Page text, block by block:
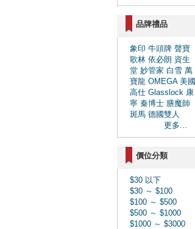
品牌禮品
象印 牛頭牌 聲寶
歌林 依必朗 資生
堂 妙管家 白雪 萬
寶龍 OMEGA 美國
高仕 Glasslock 康
寧 秦博士 膳魔師
斑馬 德國雙人
更多...
價位分類
$30 以下
$30 ～ $100
$100 ～ $500
$500 ～ $1000
$1000 ～ $3000